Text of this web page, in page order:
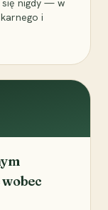
się nigdy — w
i